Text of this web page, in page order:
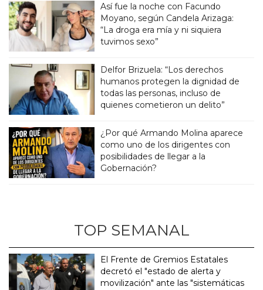
Así fue la noche con Facundo
Moyano, según Candela Arizaga:
“La droga era mía y ni siquiera
tuvimos sexo”
Delfor Brizuela: “Los derechos
humanos protegen la dignidad de
todas las personas, incluso de
quienes cometieron un delito”
¿Por qué Armando Molina aparece
como uno de los dirigentes con
posibilidades de llegar a la
Gobernación?
TOP SEMANAL
El Frente de Gremios Estatales
decretó el "estado de alerta y
movilización" ante las "sistemáticas